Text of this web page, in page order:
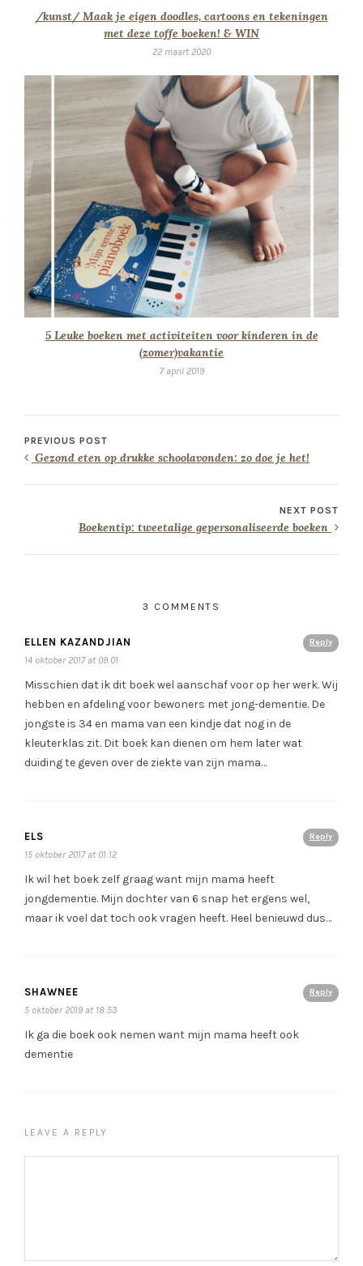
/kunst/ Maak je eigen doodles, cartoons en tekeningen
met deze toffe boeken! & WIN
22 maart 2020
5 Leuke boeken met activiteiten voor kinderen in de
(zomer)vakantie
7 april 2019
PREVIOUS POST
Gezond eten op drukke schoolavonden: zo doe je het!
NEXT POST
Boekentip: tweetalige gepersonaliseerde boeken
3 COMMENTS
Reply
ELLEN KAZANDJIAN
14 oktober 2017 at 09:01
Misschien dat ik dit boek wel aanschaf voor op her werk. Wij
hebben en afdeling voor bewoners met jong-dementie. De
jongste is 34 en mama van een kindje dat nog in de
kleuterklas zit. Dit boek kan dienen om hem later wat
duiding te geven over de ziekte van zijn mama…
Reply
ELS
15 oktober 2017 at 01:12
Ik wil het boek zelf graag want mijn mama heeft
jongdementie. Mijn dochter van 6 snap het ergens wel,
maar ik voel dat toch ook vragen heeft. Heel benieuwd dus…
Reply
SHAWNEE
5 oktober 2019 at 18:53
Ik ga die boek ook nemen want mijn mama heeft ook
dementie
LEAVE A REPLY